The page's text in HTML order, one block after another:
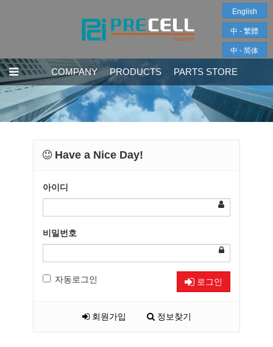
English
中 - 繁體
中 - 简体
COMPANY PRODUCTS PARTS STORE
Have a Nice Day!
아이디
비밀번호
자동로그인 로그인
회원가입 정보찾기